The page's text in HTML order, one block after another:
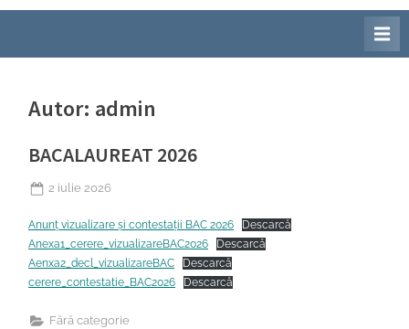
Autor: admin
BACALAUREAT 2026
Posted
2 iulie 2026
Anunț vizualizare și contestații BAC 2026
Descarcă
Anexa1_cerere_vizualizareBAC2026
Descarcă
Aenxa2_decl_vizualizareBAC
Descarcă
cerere_contestatie_BAC2026
Descarcă
Fără categorie